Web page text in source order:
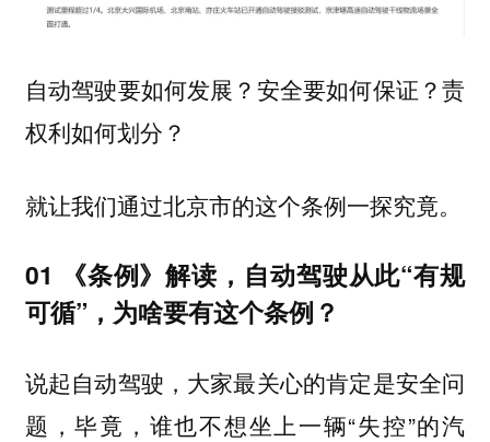
自动驾驶要如何发展？安全要如何保证？责
权利如何划分？
就让我们通过北京市的这个条例一探究竟。
01 《条例》解读，自动驾驶从此“有规
可循”，为啥要有这个条例？
说起自动驾驶，大家最关心的肯定是安全问
题，毕竟，谁也不想坐上一辆“失控”的汽